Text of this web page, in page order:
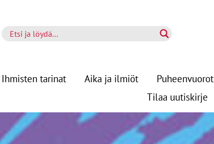
Ihmisten tarinat Aika ja ilmiöt Puheenvuorot
Tilaa uutiskirje